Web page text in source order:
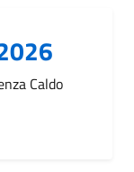
Caldo